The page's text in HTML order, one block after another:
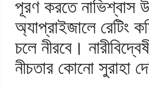
পূরণ করতে নাভিশ্বাস
অ্যাপ্রাইজালে রেটিং
চলে নীরবে।
নীচতার কোনো সুরাহা